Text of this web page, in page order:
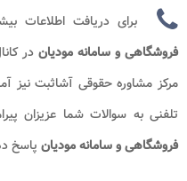
برای دریافت اطلاعات
فروشگاهی و سامانه مودیان​​ در
مرکز مشاوره حقوقی آشاثبت نیز
تلفنی به سوالات شما عزیزان
فروشگاهی و سامانه مودیان پاسخ